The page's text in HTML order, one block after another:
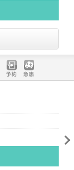
予約 急患